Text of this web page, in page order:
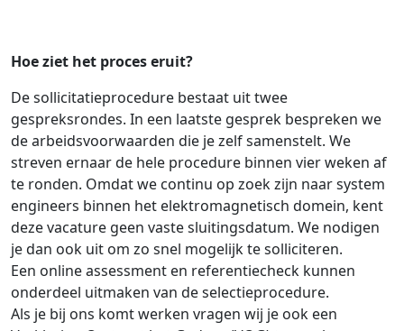
Hoe ziet het proces eruit?
De sollicitatieprocedure bestaat uit twee
gespreksrondes. In een laatste gesprek bespreken we
de arbeidsvoorwaarden die je zelf samenstelt. We
streven ernaar de hele procedure binnen vier weken af
te ronden. Omdat we continu op zoek zijn naar system
engineers binnen het elektromagnetisch domein, kent
deze vacature geen vaste sluitingsdatum. We nodigen
je dan ook uit om zo snel mogelijk te solliciteren.
Een online assessment en referentiecheck kunnen
onderdeel uitmaken van de selectieprocedure.
Als je bij ons komt werken vragen wij je ook een